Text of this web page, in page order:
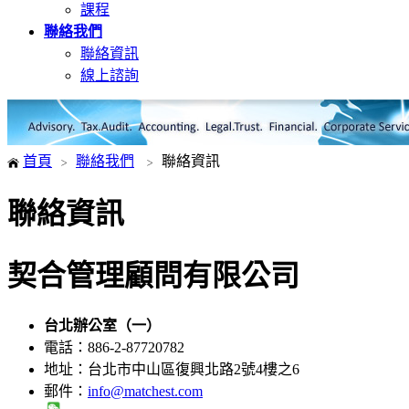
課程
聯絡我們
聯絡資訊
線上諮詢
首頁 聯絡我們 聯絡資訊
聯絡資訊
契合管理顧問有限公司
台北辦公室（一
電話：886-2-87720782
地址：台北市中山區復興北路2號4樓之6
郵件： info@matchest.com